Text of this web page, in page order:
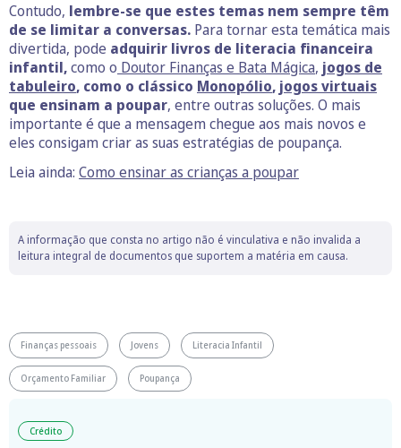
Contudo, lembre-se que estes temas nem sempre têm
de se limitar a conversas. Para tornar esta temática mais
divertida, pode adquirir livros de literacia financeira
infantil,como o Doutor Finanças e Bata Mágica, jogos de
tabuleiro, como o clássico Monopólio, jogos virtuais
que ensinam a poupar, entre outras soluções. O mais
importante é que a mensagem chegue aos mais novos e
eles consigam criar as suas estratégias de poupança.
Leia ainda: Como ensinar as crianças a poupar
A informação que consta no artigo não é vinculativa e não invalida a
leitura integral de documentos que suportem a matéria em causa.
Finanças pessoais Jovens Literacia Infantil
Orçamento Familiar Poupança
Crédito